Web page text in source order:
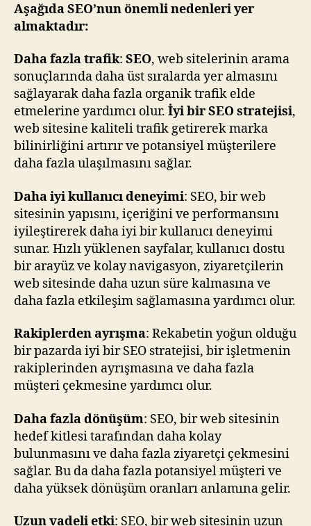
Aşağıda SEO’nun önemli nedenleri yer
almaktadır:
Daha fazla trafik: SEO, web sitelerinin arama
sonuçlarında daha üst sıralarda yer almasını
sağlayarak daha fazla organik trafik elde
etmelerine yardımcı olur. İyi bir SEO stratejisi,
web sitesine kaliteli trafik getirerek marka
bilinirliğini artırır ve potansiyel müşterilere
daha fazla ulaşılmasını sağlar.
Daha iyi kullanıcı deneyimi: SEO, bir web
sitesinin yapısını, içeriğini ve performansını
iyileştirerek daha iyi bir kullanıcı deneyimi
sunar. Hızlı yüklenen sayfalar, kullanıcı dostu
bir arayüz ve kolay navigasyon, ziyaretçilerin
web sitesinde daha uzun süre kalmasına ve
daha fazla etkileşim sağlamasına yardımcı olur.
Rakiplerden ayrışma: Rekabetin yoğun olduğu
bir pazarda iyi bir SEO stratejisi, bir işletmenin
rakiplerinden ayrışmasına ve daha fazla
müşteri çekmesine yardımcı olur.
Daha fazla dönüşüm: SEO, bir web sitesinin
hedef kitlesi tarafından daha kolay
bulunmasını ve daha fazla ziyaretçi çekmesini
sağlar. Bu da daha fazla potansiyel müşteri ve
daha yüksek dönüşüm oranları anlamına gelir.
Uzun vadeli etki: SEO, bir web sitesinin uzun